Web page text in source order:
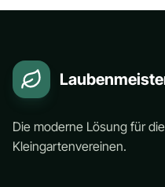
Die moderne Lösung für
Kleingartenvereinen.